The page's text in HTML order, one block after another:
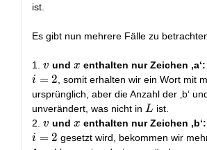
ist.
Es gibt nun mehrere Fälle zu
1. v
v und x
x enthalten nur Zeichen ‚a‘:
i = 2 , somit erhalten wir ein Wort mit
ursprünglich, aber die Anzahl der ‚b‘
unverändert, was nicht in L
L ist.
2. v
v und x
x enthalten nur Zeichen ‚b‘:
i = 2 gesetzt wird, bekommen wir